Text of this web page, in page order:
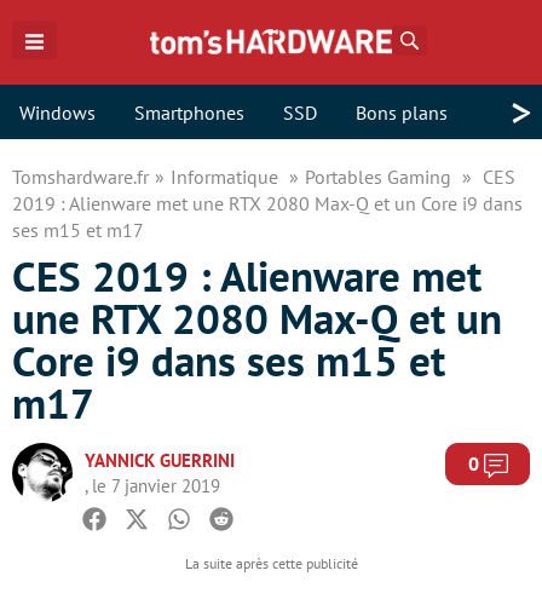
Windows Smartphones SSD Bons plans >
Tomshardware.fr Informatique Portables Gaming
CES
2019 : Alienware met une RTX 2080 Max-Q et un Core i9 dans
ses m15 et m17
CES 2019 : Alienware met
une RTX 2080 Max-Q et un
Core i9 dans ses m15 et
m17
YANNICK GUERRINI
, le 7 janvier 2019
0
Facebook
TwitterWhatsapp
Reddit